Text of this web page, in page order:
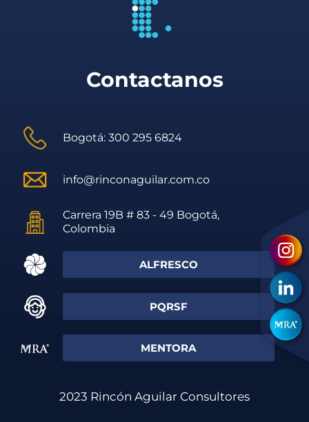
Contactanos
Bogotá: 300 295 6824
info@rinconaguilar.com.co
Carrera 19B # 83 - 49 Bogotá,
Colombia
ALFRESCO
PQRSF
MENTORA
2023 Rincón Aguilar Consultores